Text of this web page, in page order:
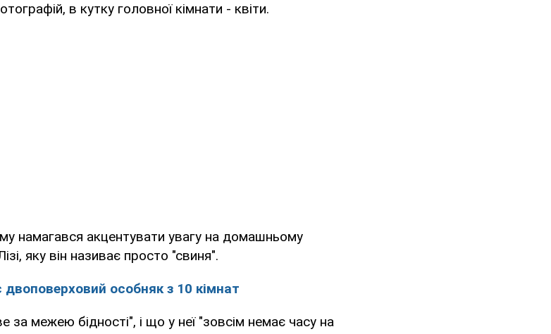
в кутку головної кімнати - квіти.
намагався акцентувати увагу на домашньому
яку він називає просто "свиня".
особняк з 10 кімнат
межею бідності", і що у неї "зовсім немає часу на